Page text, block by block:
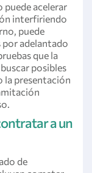
puede acelerar
interfiriendo
puede
por adelantado
que la
posibles
la presentación
a un
de